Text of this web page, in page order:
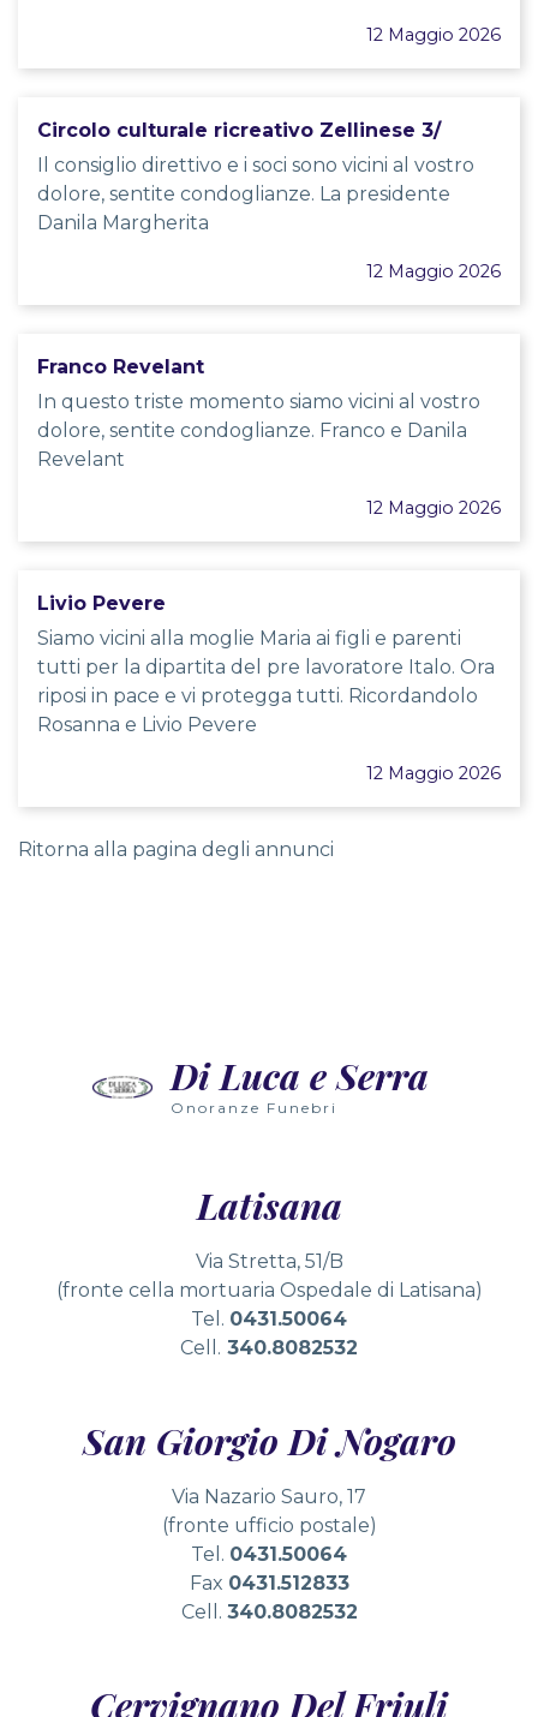
12 Maggio 2026
Circolo culturale ricreativo Zellinese 3/
Il consiglio direttivo e i soci sono vicini al vostro
dolore, sentite condoglianze. La presidente
Danila Margherita
12 Maggio 2026
Franco Revelant
In questo triste momento siamo vicini al vostro
dolore, sentite condoglianze. Franco e Danila
Revelant
12 Maggio 2026
Livio Pevere
Siamo vicini alla moglie Maria ai figli e parenti
tutti per la dipartita del pre lavoratore Italo. Ora
riposi in pace e vi protegga tutti. Ricordandolo
Rosanna e Livio Pevere
12 Maggio 2026
Ritorna alla pagina degli annunci
Wielu graczy nie zdaje sobie sprawy, że grając w
Di Luca e Serra
Onoranze Funebri
Latisana
Via Stretta, 51/B
(fronte cella mortuaria Ospedale di Latisana)
Tel. 0431.50064
Cell. 340.8082532
San Giorgio Di Nogaro
Via Nazario Sauro, 17
(fronte ufficio postale)
Tel. 0431.50064
Fax 0431.512833
Cell. 340.8082532
Cervignano Del Friuli